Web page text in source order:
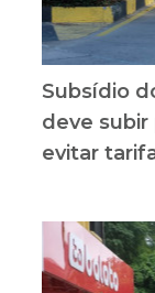
Subsídio
deve subir
evitar